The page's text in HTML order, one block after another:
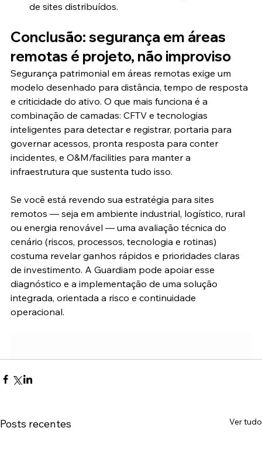
de sites distribuídos.
Conclusão: segurança em áreas
remotas é projeto, não improviso
Segurança patrimonial em áreas remotas exige um
modelo desenhado para distância, tempo de resposta
e criticidade do ativo. O que mais funciona é a
combinação de camadas: CFTV e tecnologias
inteligentes para detectar e registrar, portaria para
governar acessos, pronta resposta para conter
incidentes, e O&M/facilities para manter a
infraestrutura que sustenta tudo isso.
Se você está revendo sua estratégia para sites
remotos — seja em ambiente industrial, logístico, rural
ou energia renovável — uma avaliação técnica do
cenário (riscos, processos, tecnologia e rotinas)
costuma revelar ganhos rápidos e prioridades claras
de investimento. A Guardiam pode apoiar esse
diagnóstico e a implementação de uma solução
integrada, orientada a risco e continuidade
operacional.
Posts recentes Ver tudo